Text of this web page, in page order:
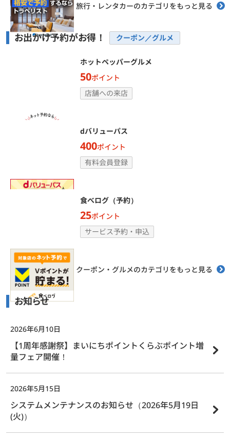
旅行・レンタカーのカテゴリをもっと見る
お出かけ予約がお得！ クーポン／グルメ
ホットペッパーグルメ
50ポイント
店舗への来店
dバリューパス
400ポイント
有料会員登録
食べログ（予約）
25ポイント
サービス予約・申込
クーポン・グルメのカテゴリをもっと見る
お知らせ
2026年6月10日
【1周年感謝祭】まいにちポイントくらぶポイント増
量フェア開催！
2026年5月15日
システムメンテナンスのお知らせ（2026年5月19日
(火)）